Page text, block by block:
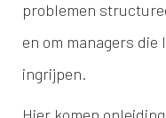
problemen
en om managers
ingrijpen.